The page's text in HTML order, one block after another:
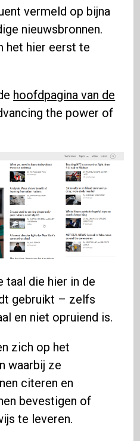
vermeld op bijna
nieuwsbronnen.
het hier eerst te
hoofdpagina van de
the power of
taal die hier in de
gebruikt – zelfs
en niet opruiend is.
zich op het
waarbij ze
citeren en
bevestigen of
te leveren.